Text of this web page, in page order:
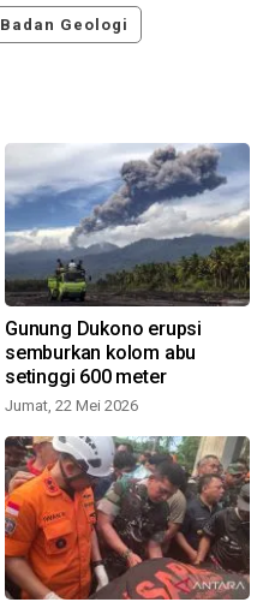
Badan Geologi
Gunung Dukono erupsi
semburkan kolom abu
setinggi 600 meter
Jumat, 22 Mei 2026